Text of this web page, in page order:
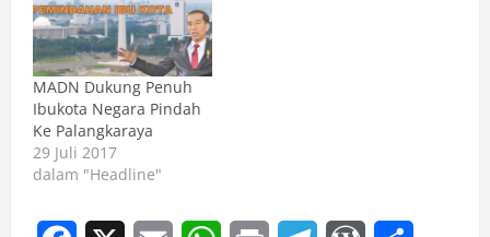
MADN Dukung Penuh
Ibukota Negara Pindah
Ke Palangkaraya
29 Juli 2017
dalam "Headline"